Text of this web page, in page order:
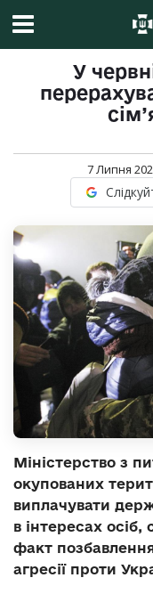
У
7 Липня
Міністерство з
окупованих
виплачувати
в інтересах
факт
агресії проти